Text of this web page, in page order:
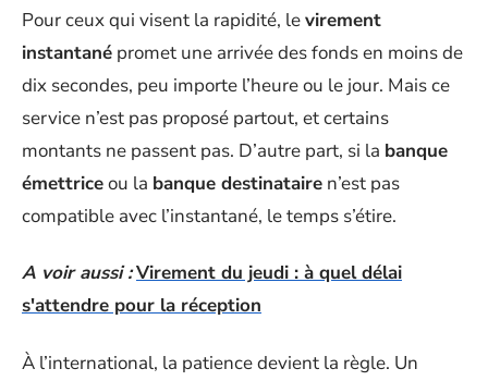
Pour ceux qui visent la rapidité, levirement
instantané promet une arrivée des fonds en moins de
dix secondes, peu importe l’heure ou le jour. Mais ce
service n’est pas proposé partout, et certains
montants ne passent pas. D’autre part, si la banque
émettriceou la banque destinataire n’est pas
compatible avec l’instantané, le temps s’étire.
A voir aussi :Virement du jeudi : à quel délai
s'attendre pour la réception
À l’international, la patience devient la règle. Un